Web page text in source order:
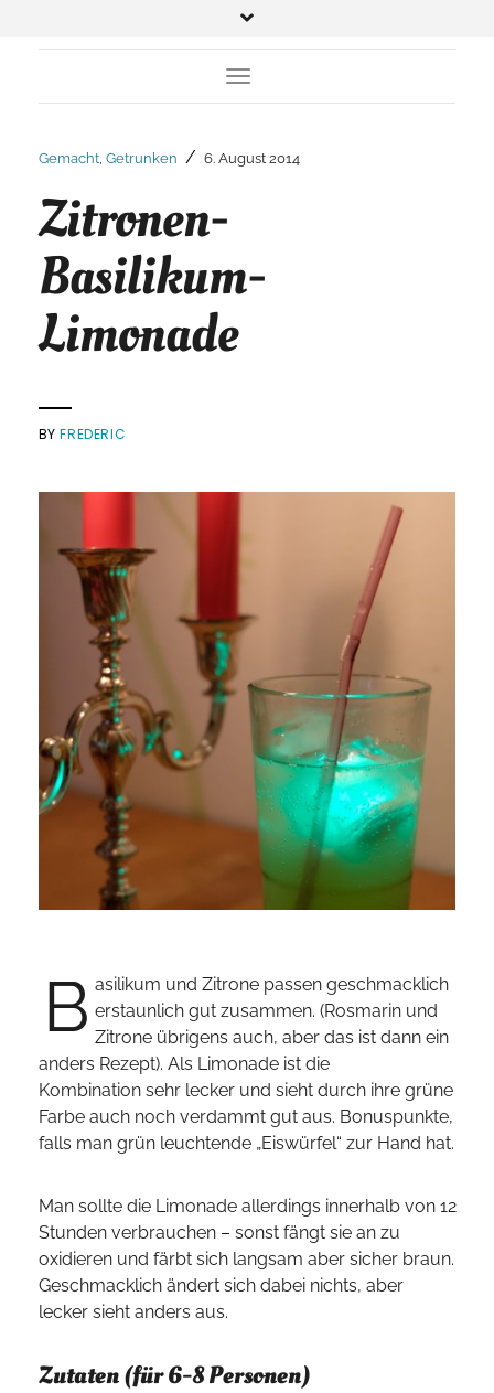
Toggle Navigation
Gemacht, Getrunken / 6. August 2014
Zitronen-
Basilikum-
Limonade
BYFREDERIC
B asilikum und Zitrone passen geschmacklich
erstaunlich gut zusammen. (Rosmarin und
Zitrone übrigens auch, aber das ist dann ein
anders Rezept). Als Limonade ist die
Kombination sehr lecker und sieht durch ihre grüne
Farbe auch noch verdammt gut aus. Bonuspunkte,
falls man grün leuchtende „Eiswürfel“ zur Hand hat.
Man sollte die Limonade allerdings innerhalb von 12
Stunden verbrauchen – sonst fängt sie an zu
oxidieren und färbt sich langsam aber sicher braun.
Geschmacklich ändert sich dabei nichts, aber
lecker sieht anders aus.
Zutaten (für 6-8 Personen)